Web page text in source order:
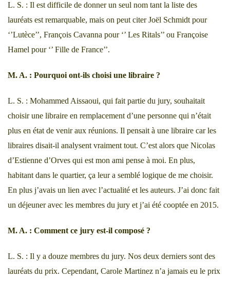
L. S. : Il est difficile de donner un seul nom tant la liste des
lauréats est remarquable, mais on peut citer Joël Schmidt pour
‘’Lutèce’’, François Cavanna pour ‘’ Les Ritals’’ ou Françoise
Hamel pour ‘’ Fille de France’’.
M. A. : Pourquoi ont-ils choisi une libraire ?
L. S. : Mohammed Aissaoui, qui fait partie du jury, souhaitait
choisir une libraire en remplacement d’une personne qui n’était
plus en état de venir aux réunions. Il pensait à une libraire car les
libraires disait-il analysent vraiment tout. C’est alors que Nicolas
d’Estienne d’Orves qui est mon ami pense à moi. En plus,
habitant dans le quartier, ça leur a semblé logique de me choisir.
En plus j’avais un lien avec l’actualité et les auteurs. J’ai donc fait
un déjeuner avec les membres du jury et j’ai été cooptée en 2015.
M. A. : Comment ce jury est-il composé ?
L. S. : Il y a douze membres du jury. Nos deux derniers sont des
lauréats du prix. Cependant, Carole Martinez n’a jamais eu le prix